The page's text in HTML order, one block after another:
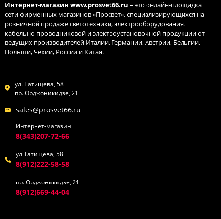
Интернет-магазин www.prosvet66.ru – это онлайн-площадка
сети фирменных магазинов «Просвет», специализирующихся на
розничной продаже светотехники, электрооборудования,
кабельно-проводниковой и электроустановочной продукции от
ведущих производителей Италии, Германии, Австрии, Бельгии,
Польши, Чехии, России и Китая.
ул. Татищева, 58
пр. Орджоникидзе, 21
sales@prosvet66.ru
Интернет-магазин
8(343)207-72-66
ул Татищева, 58
8(912)222-58-58
пр. Орджоникидзе, 21
8(912)669-44-04